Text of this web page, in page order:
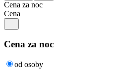
Cena za noc
Cena
Cena za noc
od osoby